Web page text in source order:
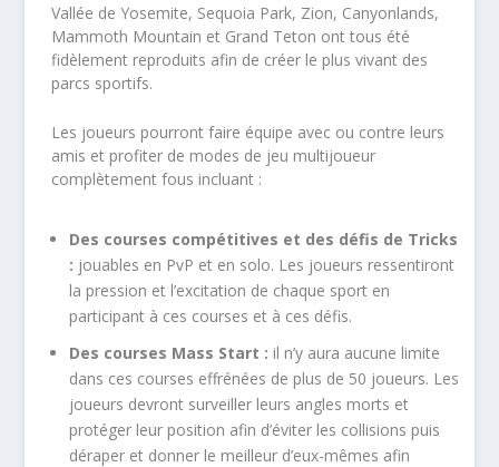
Vallée de Yosemite, Sequoia Park, Zion, Canyonlands,
Mammoth Mountain et Grand Teton ont tous été
fidèlement reproduits afin de créer le plus vivant des
parcs sportifs.
Les joueurs pourront faire équipe avec ou contre leurs
amis et profiter de modes de jeu multijoueur
complètement fous incluant :
Des courses compétitives et des défis de Tricks
: jouables en PvP et en solo. Les joueurs ressentiront
la pression et l’excitation de chaque sport en
participant à ces courses et à ces défis.
Des courses Mass Start : il n’y aura aucune limite
dans ces courses effrénées de plus de 50 joueurs. Les
joueurs devront surveiller leurs angles morts et
protéger leur position afin d’éviter les collisions puis
déraper et donner le meilleur d’eux-mêmes afin